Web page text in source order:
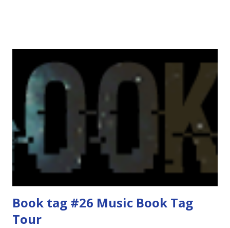
delle amicizie, così mi obbligò a entrare nella squadra dei
Pirati di Orlando. Mi feci degli amici eccome: una masnada di
bambini dell'asilo. Non fu un gran passo avanti, se l'obiettivo
era inserirmi fra i coetanei. Fu soprattutto perché come
statura sovrastavo tutti gli altri giocatori se quell'anno per
un pelo non entrai nella formazione ufficiale. Qu...
Book tag #26 Music Book Tag
Tour